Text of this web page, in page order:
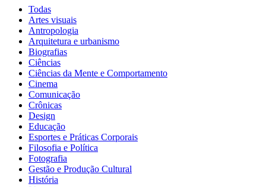
Todas
Artes visuais
Antropologia
Arquitetura e urbanismo
Biografias
Ciências
Ciências da Mente e Comportamento
Cinema
Comunicação
Crônicas
Design
Educação
Esportes e Práticas Corporais
Filosofia e Política
Fotografia
Gestão e Produção Cultural
História